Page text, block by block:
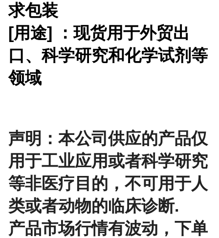
求包装
[用途] ：现货用于外贸出
口、科学研究和化学试剂等
领域
声明：本公司供应的产品仅
用于工业应用或者科学研究
等非医疗目的，不可用于人
类或者动物的临床诊断.
产品市场行情有波动，下单